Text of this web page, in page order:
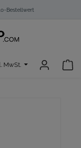
Bestellwert
MwSt.